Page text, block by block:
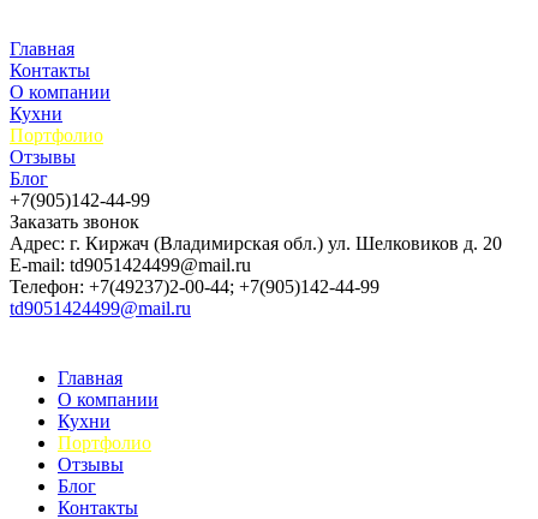
Главная
Контакты
О компании
Кухни
Портфолио
Отзывы
Блог
+7(905)142-44-99
Заказать звонок
Адрес: г. Киржач (Владимирская обл.) ул. Шелковиков д. 20
E-mail: td9051424499@mail.ru
Телефон: +7(49237)2-00-44; +7(905)142-44-99
td9051424499@mail.ru
Главная
О компании
Кухни
Портфолио
Отзывы
Блог
Контакты